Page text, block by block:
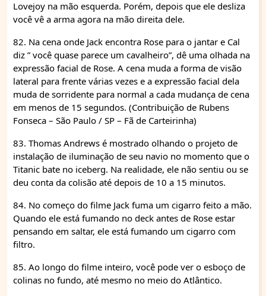
Lovejoy na mão esquerda. Porém, depois que ele desliza
você vê a arma agora na mão direita dele.
82. Na cena onde Jack encontra Rose para o jantar e Cal
diz ” você quase parece um cavalheiro”, dê uma olhada na
expressão facial de Rose. A cena muda a forma de visão
lateral para frente várias vezes e a expressão facial dela
muda de sorridente para normal a cada mudança de cena
em menos de 15 segundos. (Contribuição de Rubens
Fonseca – São Paulo / SP – Fã de Carteirinha)
83. Thomas Andrews é mostrado olhando o projeto de
instalação de iluminação de seu navio no momento que o
Titanic bate no iceberg. Na realidade, ele não sentiu ou se
deu conta da colisão até depois de 10 a 15 minutos.
84. No começo do filme Jack fuma um cigarro feito a mão.
Quando ele está fumando no deck antes de Rose estar
pensando em saltar, ele está fumando um cigarro com
filtro.
85. Ao longo do filme inteiro, você pode ver o esboço de
colinas no fundo, até mesmo no meio do Atlântico.